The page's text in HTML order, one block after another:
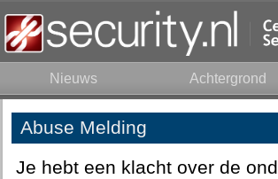
Nieuws Achtergrond
Abuse Melding
Je hebt een klacht over de